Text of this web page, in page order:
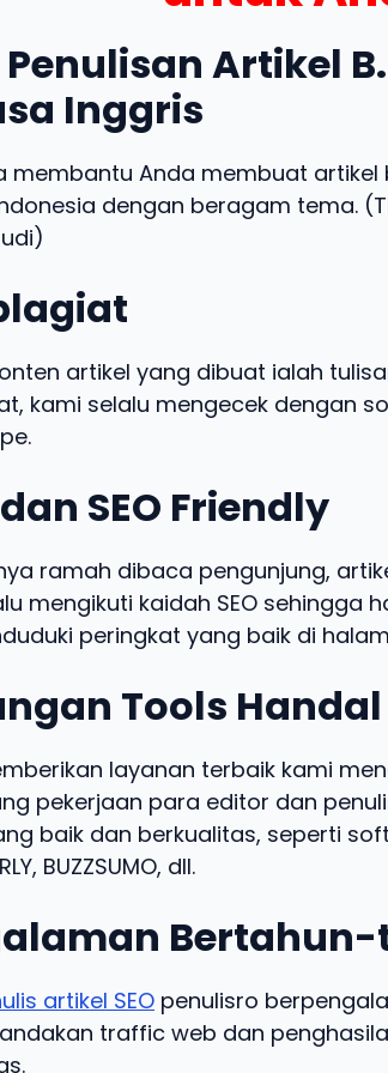
Artikel
Inggris
membantu Anda membuat
dengan beragam tema.
artikel yang dibuat ialah
kami selalu mengecek dengan
SEO Friendly
ramah dibaca pengunjung,
mengikuti kaidah SEO sehingga
peringkat yang baik di
Tools Handal
layanan terbaik kami
pekerjaan para editor dan
baik dan berkualitas, seperti
BUZZSUMO, dll.
artikel SEO penulisro
traffic web dan